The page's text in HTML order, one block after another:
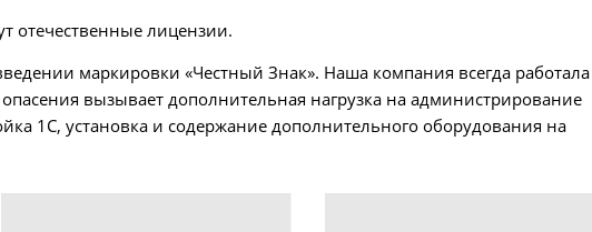
отечественные лицензии.
маркировки «Честный Знак». Наша компания всегда работала
вызывает дополнительная нагрузка на администрирование
1С, установка и содержание дополнительного оборудования на